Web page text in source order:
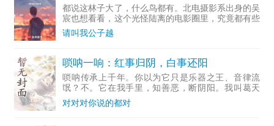
都说这林子大了，什么鸟都有。北电摄影系出身的吴
宸也想看看，这个光怪陆离的电影圈里，究竟都有些
什么鸟。...
请叫我公子越
唢呐一响：红事归阴，白事还阳
唢呐传承上千年。你以为它只是乐器之王、音律流
氓？不。它在我手里，知善恶，断阴阳。我叫葛天
冲。高考落榜那年，父亲把唢呐塞进我怀里，说：百
般乐器，唢呐为王。这老祖宗留下来的东西，不是那
对对对你说的都对